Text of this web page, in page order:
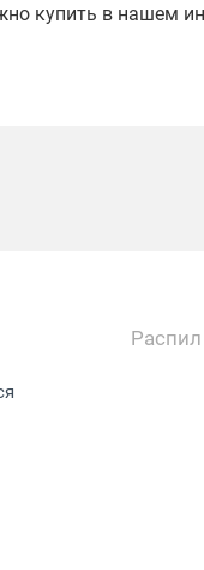
купить в нашем
Распил